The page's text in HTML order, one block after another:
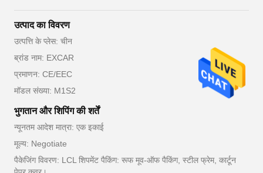
उत्पाद का विवरण
उत्पत्ति के प्लेस: चीन
ब्रांड नाम: EXCAR
प्रमाणन: CE/EEC
मॉडल संख्या: M1S2
भुगतान और शिपिंग की शर्तें
न्यूनतम आदेश मात्रा: एक इकाई
मूल्य: Negotiate
पैकेजिंग विवरण: LCL शिपमेंट पैकिंग: रूफ मूव-ऑफ पैकिंग, स्टील फ्रेम, कार्टून